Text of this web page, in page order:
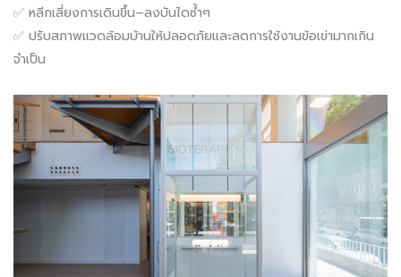
✅ หลีกเลี่ยงการเดินขึ้น–ลงบันไดซ้ำๆ
✅ ปรับสภาพแวดล้อมบ้านให้ปลอดภัยและลดการใช้งานข้อเข่ามากเกิน
จำเป็น